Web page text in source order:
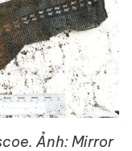
Ảnh: Mirror